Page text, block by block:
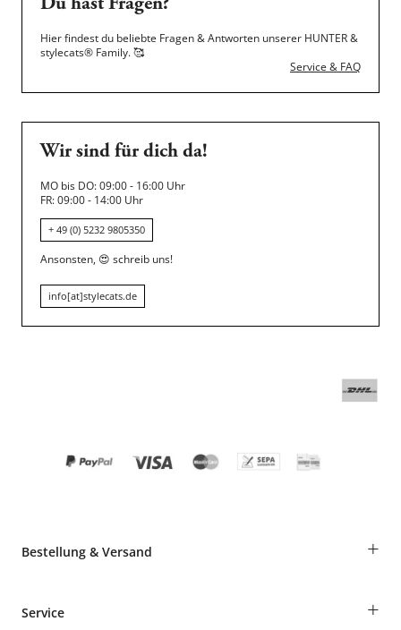
Du hast Fragen?
Hier findest du beliebte Fragen & Antworten unserer HUNTER &
stylecats® Family.🥰
Service & FAQ
Wir sind für dich da!
MO bis DO: 09:00 - 16:00 Uhr
FR: 09:00 - 14:00 Uhr
+ 49 (0) 5232 9805350
Ansonsten, 😍 schreib uns!
info[at]stylecats.de
Bestellung & Versand +
Informationen zur Lieferung
Service +